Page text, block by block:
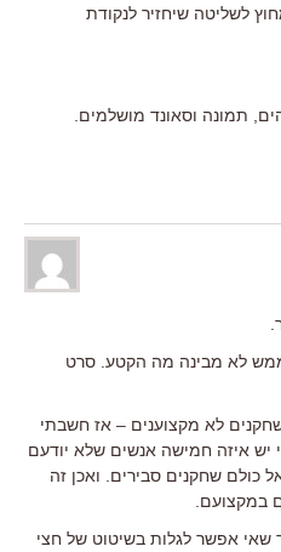
לשליטה שיחזיר לנקודת
תמונה וסאונד מושלמים.
לא מבינה מה הקטע. סרט
לא מקצוענים – אז חשבתי
איזה חמישה אנשים שלא יודעם
כולם שחקנים סבירים. ואכן זה
במקצועם.
שאי אפשר לגלות בשיטוט של חצי